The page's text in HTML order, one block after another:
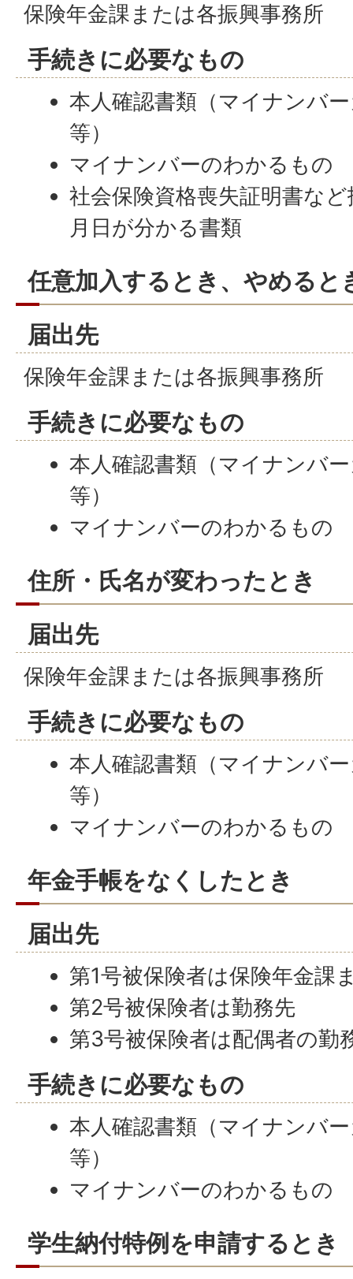
保険年金課または各振興事務所
手続きに必要なもの
本人確認書類（マイナンバ
等）
マイナンバーのわかるもの
社会保険資格喪失証明書な
月日が分かる書類
任意加入するとき、やめると
届出先
保険年金課または各振興事務所
手続きに必要なもの
本人確認書類（マイナンバ
等）
マイナンバーのわかるもの
住所・氏名が変わったとき
届出先
保険年金課または各振興事務所
手続きに必要なもの
本人確認書類（マイナンバ
等）
マイナンバーのわかるもの
年金手帳をなくしたとき
届出先
第1号被保険者は保険年金課
第2号被保険者は勤務先
第3号被保険者は配偶者の勤
手続きに必要なもの
本人確認書類（マイナンバ
等）
マイナンバーのわかるもの
学生納付特例を申請するとき